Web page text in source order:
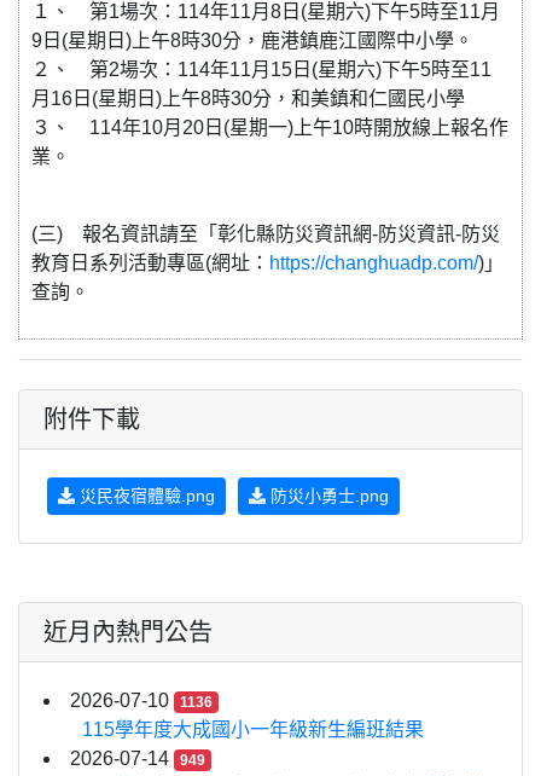
１、 第1場次：114年11月8日(星期六)下午5時至11月
9日(星期日)上午8時30分，鹿港鎮鹿江國際中小學。
２、 第2場次：114年11月15日(星期六)下午5時至11
月16日(星期日)上午8時30分，和美鎮和仁國民小學
３、 114年10月20日(星期一)上午10時開放線上報名作
業。
(三) 報名資訊請至「彰化縣防災資訊網-防災資訊-防災
教育日系列活動專區(網址： https://changhuadp.com/)」
查詢。
附件下載
災民夜宿體驗.png 防災小勇士.png
近月內熱門公告
2026-07-10 1136
115學年度大成國小一年級新生編班結果
2026-07-14
949